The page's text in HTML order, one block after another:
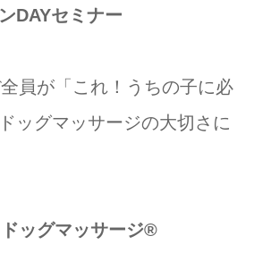
DAYセミナー
員が「これ！うちの子に必
ッグマッサージの大切さに
ッグマッサージ®️